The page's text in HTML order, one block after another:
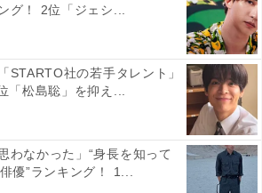
した。茨城県の県庁所在地・水戸市
づく街でありながら、住環境や教育
らしやすい都市です。偕楽園や千波
ットも豊富で、ファミリー層にも人
見ると「納豆が好きなことや、水戸
グ！ 2位「ジェシ...
STARTO社の若手タレント」
「松島聡」を抑え...
わなかった」“身長を知って
優”ランキング！ 1...